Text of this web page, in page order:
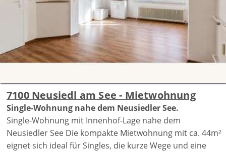
7100 Neusiedl am See - Mietwohnung
Single-Wohnung nahe dem Neusiedler See.
Single-Wohnung mit Innenhof-Lage nahe dem
Neusiedler See Die kompakte Mietwohnung mit ca. 44m²
eignet sich ideal für Singles, die kurze Wege und eine